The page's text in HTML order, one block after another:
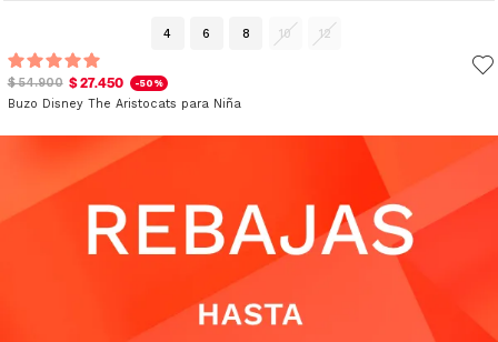
4 6 8 10 12
$ 54.900 $ 27.450 -50%
Buzo Disney The Aristocats para Niña